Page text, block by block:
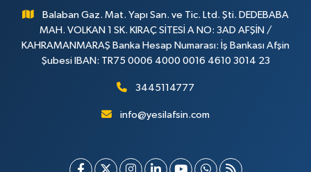
Balaban Gaz. Mat. Yapı San. ve Tic. Ltd. Şti. DEDEBABA
MAH. VOLKAN 1 SK. KIRAÇ SİTESİ A NO: 3AD AFŞİN /
KAHRAMANMARAŞ Banka Hesap Numarası: İş Bankası Afşin
Şubesi IBAN: TR75 0006 4000 0016 4610 3014 23
3445114777
info@yesilafsin.com